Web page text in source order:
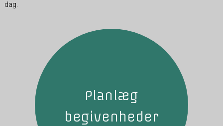
dag.
Planlæg
begivenheder